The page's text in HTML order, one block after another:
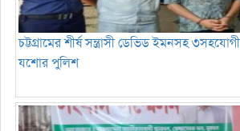
চট্টগ্রামের শীর্ষ সন্ত্রাসী ডেভিড ইমনসহ
যশোর পুলিশ